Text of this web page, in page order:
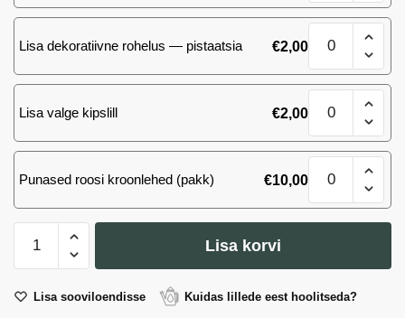
kogus
granaatounaga,
kogus
Lisa dekoratiivne rohelus — pistaatsia €2,00 IGP
sokolaad
granaatounaga,
kogus
Lisa valge kipslill €2,00 IGP
sokolaad
granaatounaga,
kogus
Punased roosi kroonlehed (pakk) €10,00 IGP
sokolaad
granaatounaga,
kogus
IGP
granaatounaga,
Lisa korvi
Lisa sooviloendisse Kuidas lillede eest hoolitseda?